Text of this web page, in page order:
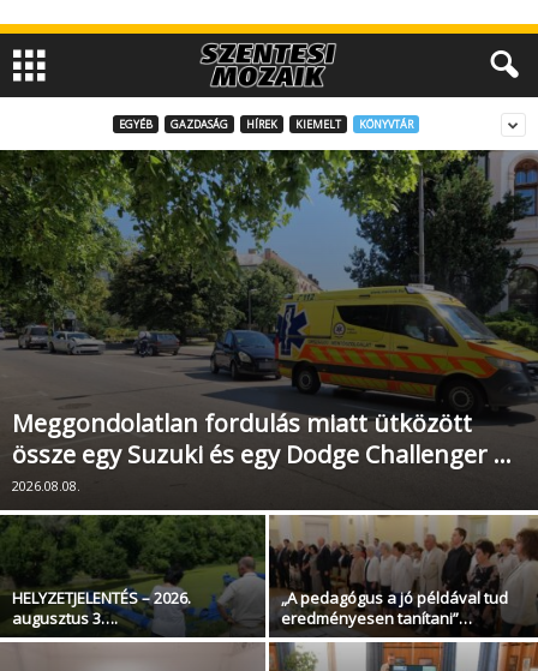
EGYÉB GAZDASÁG HÍREK KIEMELT KÖNYVTÁR
Meggondolatlan fordulás miatt ütközött
össze egy Suzuki és egy Dodge Challenger …
2026.08.08.
HELYZETJELENTÉS – 2026.
augusztus 3….
„A pedagógus a jó példával tud
eredményesen tanítani”…